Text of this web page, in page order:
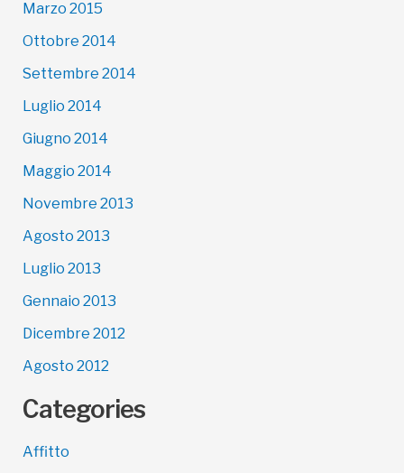
Marzo 2015
Ottobre 2014
Settembre 2014
Luglio 2014
Giugno 2014
Maggio 2014
Novembre 2013
Agosto 2013
Luglio 2013
Gennaio 2013
Dicembre 2012
Agosto 2012
Categories
Affitto